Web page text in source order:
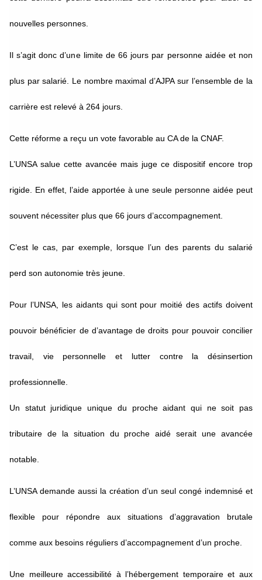
nouvelles personnes.
Il s’agit donc d’une limite de 66 jours par personne aidée et non
plus par salarié. Le nombre maximal d’AJPA sur l’ensemble de la
carrière est relevé à 264 jours.
Cette réforme a reçu un vote favorable au CA de la CNAF.
L’UNSA salue cette avancée mais juge ce dispositif encore trop
rigide. En effet, l’aide apportée à une seule personne aidée peut
souvent nécessiter plus que 66 jours d’accompagnement.
C’est le cas, par exemple, lorsque l’un des parents du salarié
perd son autonomie très jeune.
Pour l’UNSA, les aidants qui sont pour moitié des actifs doivent
pouvoir bénéficier de d’avantage de droits pour pouvoir concilier
travail, vie personnelle et lutter contre la désinsertion
professionnelle.
Un statut juridique unique du proche aidant qui ne soit pas
tributaire de la situation du proche aidé serait une avancée
notable.
L’UNSA demande aussi la création d’un seul congé indemnisé et
flexible pour répondre aux situations d’aggravation brutale
comme aux besoins réguliers d’accompagnement d’un proche.
Une meilleure accessibilité à l’hébergement temporaire et aux